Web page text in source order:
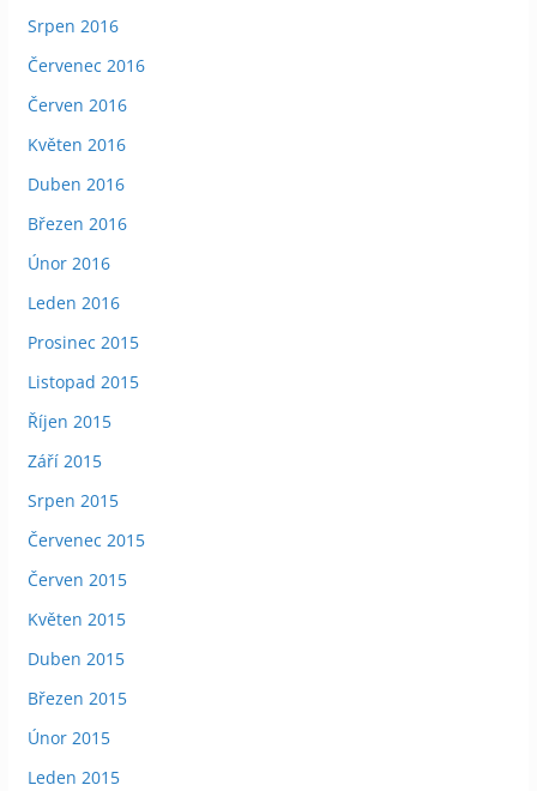
Srpen 2016
Červenec 2016
Červen 2016
Květen 2016
Duben 2016
Březen 2016
Únor 2016
Leden 2016
Prosinec 2015
Listopad 2015
Říjen 2015
Září 2015
Srpen 2015
Červenec 2015
Červen 2015
Květen 2015
Duben 2015
Březen 2015
Únor 2015
Leden 2015